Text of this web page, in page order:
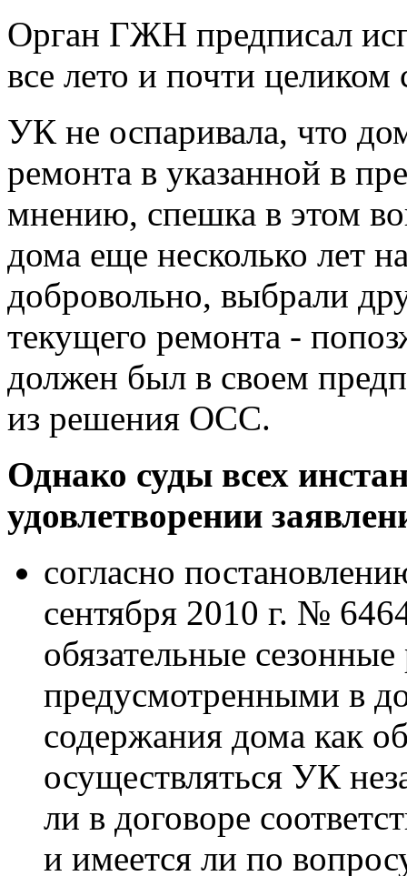
Орган ГЖН предписал
все лето и почти целиком
УК не оспаривала, что
ремонта в указанной в
мнению, спешка в этом
дома еще несколько лет
добровольно, выбрали
текущего ремонта -
должен был в своем
из решения ОСС.
Однако суды всех
удовлетворении
согласно
сентября 2010 г. №
обязательные
предусмотренными в
содержания дома как
осуществляться УК
ли в договоре
и имеется ли по